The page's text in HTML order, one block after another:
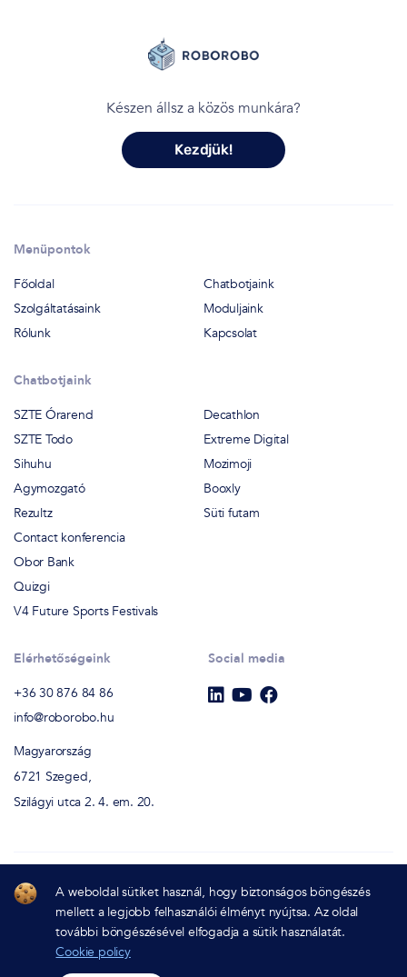
A weboldal sütiket használ, hogy biztonságos böngészés
mellett a legjobb felhasználói élményt nyújtsa. Az oldal
további böngészésével elfogadja a sütik használatát.
Cookie policy
Készen állsz a közös munkára?
Kezdjük!
Menüpontok
Főoldal
Szolgáltatásaink
Rólunk
Chatbotjaink
Moduljaink
Kapcsolat
Chatbotjaink
SZTE Órarend
SZTE Todo
Sihuhu
Agymozgató
Rezultz
Decathlon
Extreme Digital
Mozimoji
Booxly
Süti futam
Contact konferencia
Obor Bank
Quizgi
V4 Future Sports Festivals
Elérhetőségeink
+36 30 876 84 86
info@roborobo.hu
Magyarország
6721 Szeged,
Szilágyi utca 2. 4. em. 20.
Social media
RoboRobo Chatbot Studio
Minden jog fenntartva - (c) 2022
Adatvédelmi nyilatkozat